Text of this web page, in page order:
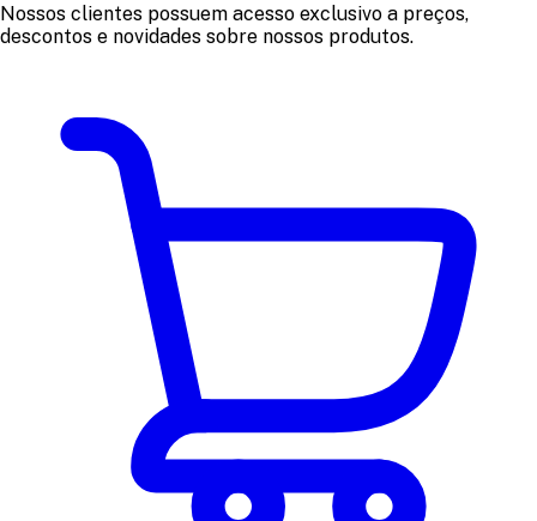
Nossos clientes possuem acesso exclusivo a preços,
descontos e novidades sobre nossos produtos.